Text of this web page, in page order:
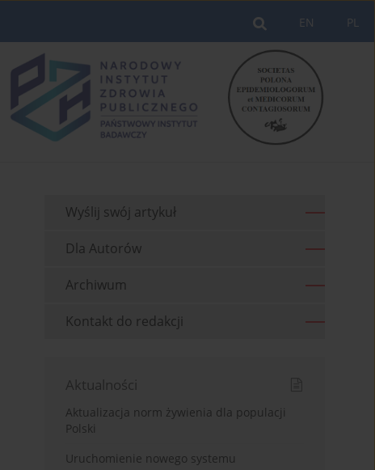
PL
EN
Wyślij swój artykuł
Dla Autorów
Archiwum
Kontakt do redakcji
Aktualności
Aktualizacja norm żywienia dla populacji
Polski
Uruchomienie nowego systemu